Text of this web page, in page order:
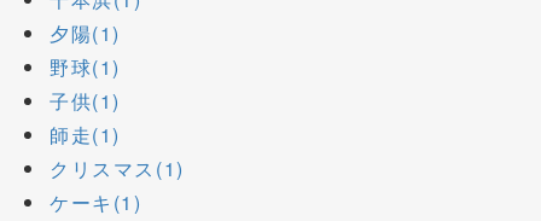
夕陽(1)
野球(1)
子供(1)
師走(1)
クリスマス(1)
ケーキ(1)